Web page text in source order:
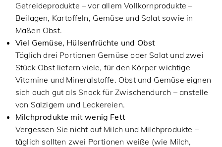
Getreideprodukte – vor allem Vollkornprodukte –
Beilagen, Kartoffeln, Gemüse und Salat sowie in
Maßen Obst.
Viel Gemüse, Hülsenfrüchte und Obst
Täglich drei Portionen Gemüse oder Salat und zwei
Stück Obst liefern viele, für den Körper wichtige
Vitamine und Mineralstoffe. Obst und Gemüse eignen
sich auch gut als Snack für Zwischendurch – anstelle
von Salzigem und Leckereien.
Milchprodukte mit wenig Fett
Vergessen Sie nicht auf Milch und Milchprodukte –
täglich sollten zwei Portionen weiße (wie Milch,